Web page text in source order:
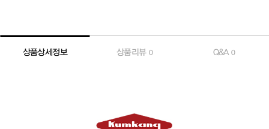
상품상세정보 상품리뷰 0 Q&A0